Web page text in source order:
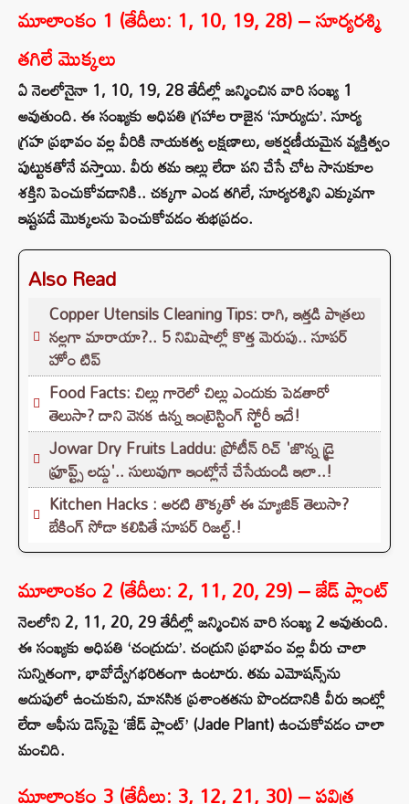
మూలాంకం 1 (తేదీలు: 1, 10, 19, 28) – సూర్యరశ్మి
తగిలే మొక్కలు
ఏ నెలలోనైనా 1, 10, 19, 28 తేదీల్లో జన్మించిన వారి సంఖ్య 1
అవుతుంది. ఈ సంఖ్యకు అధిపతి గ్రహాల రాజైన ‘సూర్యుడు’. సూర్య
గ్రహ ప్రభావం వల్ల వీరికి నాయకత్వ లక్షణాలు, ఆకర్షణీయమైన వ్యక్తిత్వం
పుట్టుకతోనే వస్తాయి. వీరు తమ ఇల్లు లేదా పని చేసే చోట సానుకూల
శక్తిని పెంచుకోవడానికి.. చక్కగా ఎండ తగిలే, సూర్యరశ్మిని ఎక్కువగా
ఇష్టపడే మొక్కలను పెంచుకోవడం శుభప్రదం.
Also Read
Copper Utensils Cleaning Tips: రాగి, ఇత్తడి పాత్రలు
నల్లగా మారాయా?.. 5 నిమిషాల్లో కొత్త మెరుపు.. సూపర్
హోం టిప్
Food Facts: చిల్లు గారెలో చిల్లు ఎందుకు పెడతారో
తెలుసా? దాని వెనక ఉన్న ఇంట్రెస్టింగ్ స్టోరీ ఇదే!
Jowar Dry Fruits Laddu: ప్రోటీన్ రిచ్ 'జొన్న డ్రై
ఫ్రూప్ట్స్ లడ్డు'.. సులువుగా ఇంట్లోనే చేసేయండి ఇలా..!
Kitchen Hacks : అరటి తొక్కతో ఈ మ్యాజిక్ తెలుసా?
బేకింగ్ సోడా కలిపితే సూపర్ రిజల్ట్.!
మూలాంకం 2 (తేదీలు: 2, 11, 20, 29) – జేడ్ ప్లాంట్
నెలలోని 2, 11, 20, 29 తేదీల్లో జన్మించిన వారి సంఖ్య 2 అవుతుంది.
ఈ సంఖ్యకు అధిపతి ‘చంద్రుడు’. చంద్రుని ప్రభావం వల్ల వీరు చాలా
సున్నితంగా, భావోద్వేగభరితంగా ఉంటారు. తమ ఎమోషన్స్‌ను
అదుపులో ఉంచుకుని, మానసిక ప్రశాంతతను పొందడానికి వీరు ఇంట్లో
లేదా ఆఫీసు డెస్క్‌పై ‘జేడ్ ప్లాంట్’ (Jade Plant) ఉంచుకోవడం చాలా
మంచిది.
మూలాంకం 3 (తేదీలు: 3, 12, 21, 30) – పవిత్ర